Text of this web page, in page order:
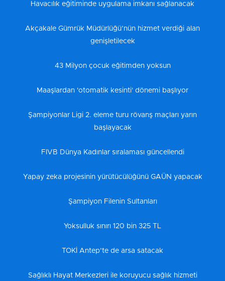
Havacılık eğitiminde uygulama imkanı sağlanacak
Akçakale Gümrük Müdürlüğü’nün hizmet verdiği alan
genişletilecek
43 Milyon çocuk eğitimden yoksun
Maaşlardan 'otomatik kesinti' dönemi başlıyor
Şampiyonlar Ligi 2. eleme turu rövanş maçları yarın
başlayacak
FIVB Dünya Kadınlar sıralaması güncellendi
Yapay zeka projesinin yürütücülüğünü GAÜN yapacak
Şampiyon Filenin Sultanları
Yoksulluk sınırı 120 bin 325 TL
TOKİ Antep’te de arsa satacak
Sağlıklı Hayat Merkezleri ile koruyucu sağlık hizmeti